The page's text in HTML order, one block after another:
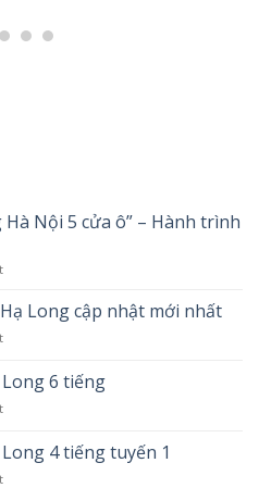
Nội 5 cửa ô” – Hành trình
tàu
Nội
–
Long cập nhật mới nhất
tàu
thăm
Long
6 tiếng
thăm
vịnh
4 tiếng tuyến 1